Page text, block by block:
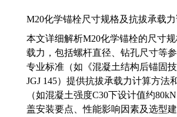
M20化学锚栓尺寸规格及抗拔承载
本文详细解析M20化学锚栓的尺寸
载力，包括螺杆直径、钻孔尺寸等
专业标准（如《混凝土结构后锚固技
JGJ 145）提供抗拔承载力计算方法
（如混凝土强度C30下设计值约
盖安装要点、性能影响因素及选型